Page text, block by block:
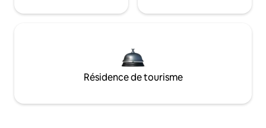
Résidence de tourisme